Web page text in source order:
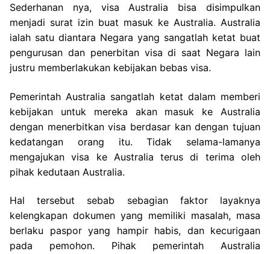
Sederhanan nya, visa Australia bisa disimpulkan
menjadi surat izin buat masuk ke Australia. Australia
ialah satu diantara Negara yang sangatlah ketat buat
pengurusan dan penerbitan visa di saat Negara lain
justru memberlakukan kebijakan bebas visa.
Pemerintah Australia sangatlah ketat dalam memberi
kebijakan untuk mereka akan masuk ke Australia
dengan menerbitkan visa berdasar kan dengan tujuan
kedatangan orang itu. Tidak selama-lamanya
mengajukan visa ke Australia terus di terima oleh
pihak kedutaan Australia.
Hal tersebut sebab sebagian faktor layaknya
kelengkapan dokumen yang memiliki masalah, masa
berlaku paspor yang hampir habis, dan kecurigaan
pada pemohon. Pihak pemerintah Australia